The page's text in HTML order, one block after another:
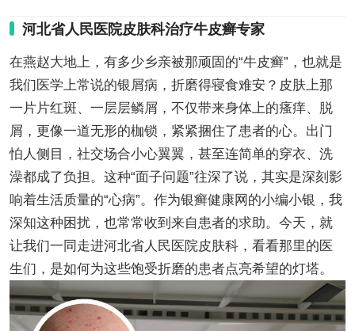
河北省人民医院皮肤科治疗牛皮癣专家
在燕赵大地上，有多少乡亲被那顽固的“牛皮癣”，也就是
我们医学上常说的银屑病，折磨得寝食难安？皮肤上那
一片片红斑、一层层鳞屑，不仅带来身体上的瘙痒、脱
屑，更像一道无形的枷锁，紧紧捆住了患者的心。出门
怕人侧目，社交场合小心翼翼，甚至连简单的穿衣、洗
澡都成了负担。这种“面子问题”往深了说，其实是深刻影
响着生活质量的“心病”。作为银癣健康网的小编小银，我
深知这种困扰，也常常收到来自患者的求助。今天，就
让我们一同走进河北省人民医院皮肤科，看看那里的医
生们，是如何为这些饱受折磨的患者点亮希望的灯塔。